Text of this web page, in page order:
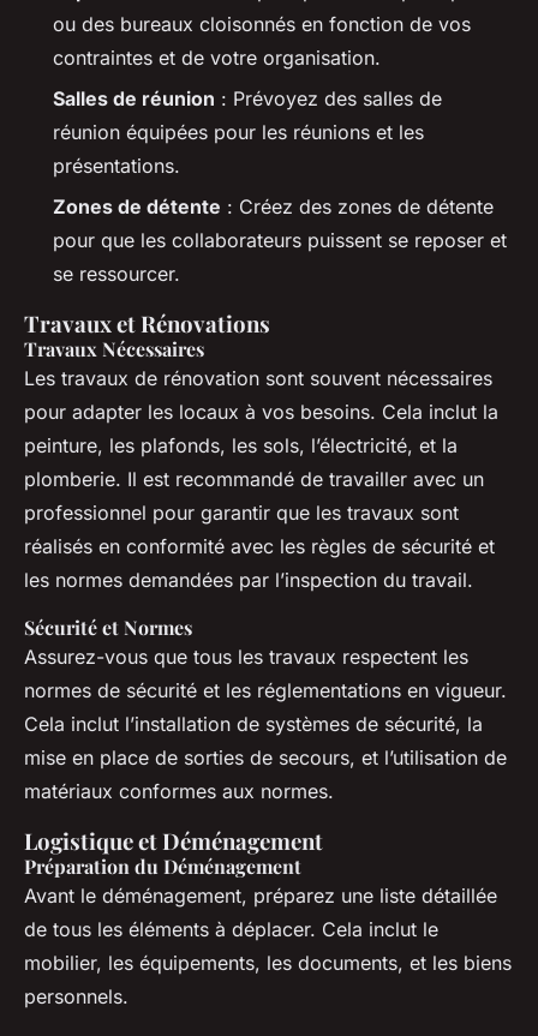
ou des bureaux cloisonnés en fonction de vos
contraintes et de votre organisation.
Salles de réunion : Prévoyez des salles de
réunion équipées pour les réunions et les
présentations.
Zones de détente : Créez des zones de détente
pour que les collaborateurs puissent se reposer et
se ressourcer.
Travaux et Rénovations
Travaux Nécessaires
Les travaux de rénovation sont souvent nécessaires
pour adapter les locaux à vos besoins. Cela inclut la
peinture, les plafonds, les sols, l’électricité, et la
plomberie. Il est recommandé de travailler avec un
professionnel pour garantir que les travaux sont
réalisés en conformité avec les règles de sécurité et
les normes demandées par l’inspection du travail.
Sécurité et Normes
Assurez-vous que tous les travaux respectent les
normes de sécurité et les réglementations en vigueur.
Cela inclut l’installation de systèmes de sécurité, la
mise en place de sorties de secours, et l’utilisation de
matériaux conformes aux normes.
Logistique et Déménagement
Préparation du Déménagement
Avant le déménagement, préparez une liste détaillée
de tous les éléments à déplacer. Cela inclut le
mobilier, les équipements, les documents, et les biens
personnels.